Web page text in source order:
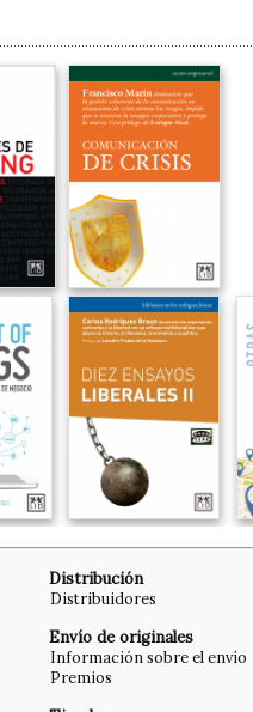
Distribución
Distribuidores
Envío de originales
Información sobre el envío
Premios